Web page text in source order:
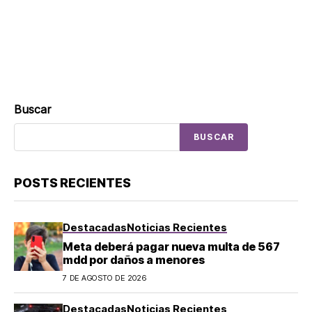
Buscar
BUSCAR
POSTS RECIENTES
DestacadasNoticias Recientes
Meta deberá pagar nueva multa de 567
mdd por daños a menores
7 DE AGOSTO DE 2026
DestacadasNoticias Recientes